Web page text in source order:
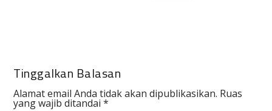
Tinggalkan Balasan
Alamat email Anda tidak akan dipublikasikan. Ruas
yang wajib ditandai*